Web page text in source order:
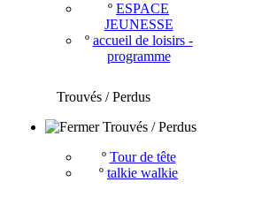
º ESPACE
JEUNESSE
º accueil de loisirs -
programme
Trouvés / Perdus
Trouvés / Perdus
º Tour de tête
º talkie walkie